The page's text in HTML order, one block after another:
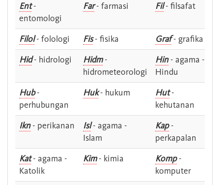
Ent-
entomologi
Far- farmasi Fil- filsafat
Filol- folologi Fis- fisika Graf- grafika
Hid- hidrologi Hidm-
hidrometeorologi
Hin- agama -
Hindu
Hub-
perhubungan
Huk- hukum Hut-
kehutanan
Ikn- perikanan Isl- agama -
Islam
Kap-
perkapalan
Kat- agama -
Katolik
Kim- kimia Komp-
komputer